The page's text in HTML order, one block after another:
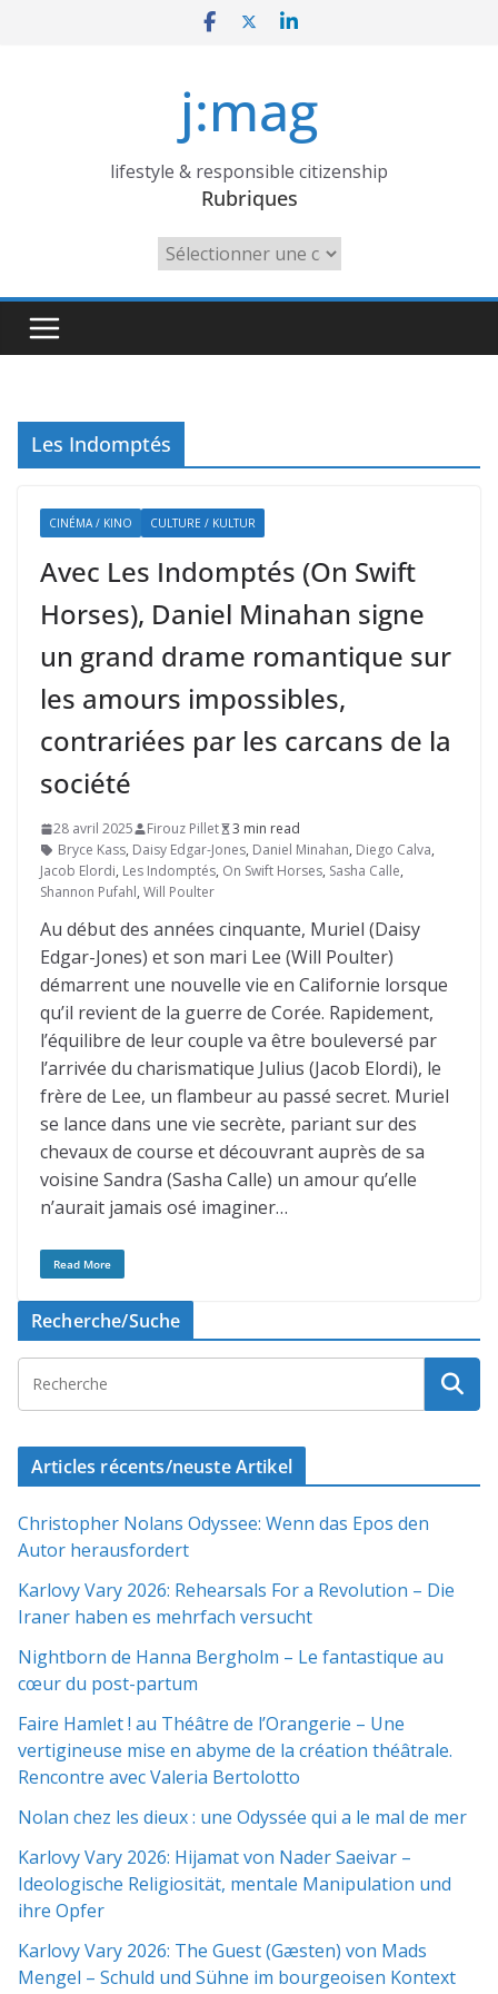
j:mag
lifestyle & responsible citizenship
Rubriques
Rubriques
Les Indomptés
CINÉMA / KINO CULTURE / KULTUR
Avec Les Indomptés (On Swift
Horses), Daniel Minahan signe
un grand drame romantique sur
les amours impossibles,
contrariées par les carcans de la
société
28 avril 2025 Firouz Pillet
3 min read
Bryce Kass, Daisy Edgar-Jones, Daniel Minahan, Diego Calva,
Jacob Elordi, Les Indomptés, On Swift Horses, Sasha Calle,
Shannon Pufahl, Will Poulter
Au début des années cinquante, Muriel (Daisy
Edgar-Jones) et son mari Lee (Will Poulter)
démarrent une nouvelle vie en Californie lorsque
qu’il revient de la guerre de Corée. Rapidement,
l’équilibre de leur couple va être bouleversé par
l’arrivée du charismatique Julius (Jacob Elordi), le
frère de Lee, un flambeur au passé secret. Muriel
se lance dans une vie secrète, pariant sur des
chevaux de course et découvrant auprès de sa
voisine Sandra (Sasha Calle) un amour qu’elle
n’aurait jamais osé imaginer…
Read More
Recherche/Suche
Articles récents/neuste Artikel
Christopher Nolans Odyssee: Wenn das Epos den
Autor herausfordert
Karlovy Vary 2026: Rehearsals For a Revolution – Die
Iraner haben es mehrfach versucht
Nightborn de Hanna Bergholm – Le fantastique au
cœur du post-partum
Faire Hamlet ! au Théâtre de l’Orangerie – Une
vertigineuse mise en abyme de la création théâtrale.
Rencontre avec Valeria Bertolotto
Nolan chez les dieux : une Odyssée qui a le mal de mer
Karlovy Vary 2026: Hijamat von Nader Saeivar​​ –
Ideologische Religiosität, mentale Manipulation und
ihre Opfer
Karlovy Vary 2026: The Guest (Gæsten) von Mads
Mengel – Schuld und Sühne im bourgeoisen Kontext